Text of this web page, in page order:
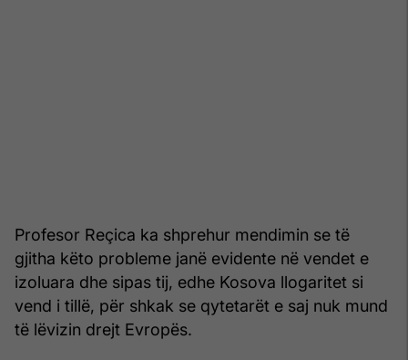
Profesor Reçica ka shprehur mendimin se të
gjitha këto probleme janë evidente në vendet e
izoluara dhe sipas tij, edhe Kosova llogaritet si
vend i tillë, për shkak se qytetarët e saj nuk mund
të lëvizin drejt Evropës.